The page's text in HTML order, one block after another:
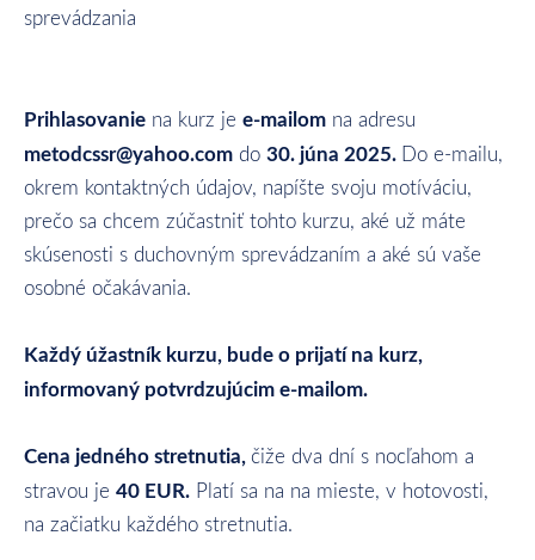
sprevádzania
Prihlasovanie na kurz je e-mailom na adresu
metodcssr@yahoo.com do 30. júna 2025. Do e-mailu,
okrem kontaktných údajov, napíšte svoju motíváciu,
prečo sa chcem zúčastniť tohto kurzu, aké už máte
skúsenosti s duchovným sprevádzaním a aké sú vaše
osobné očakávania.
Každý úžastník kurzu, bude o prijatí na kurz,
informovaný potvrdzujúcim e-mailom.
Cena jedného stretnutia,čiže dva dní s nocľahom a
stravou je 40 EUR. Platí sa na na mieste, v hotovosti,
na začiatku každého stretnutia.